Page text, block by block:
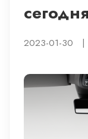
2023-01-30 |